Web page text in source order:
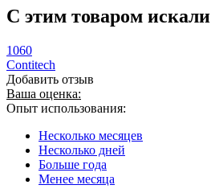
C этим товаром искали
1060
Contitech
Добавить отзыв
Ваша оценка:
Опыт использования:
Несколько месяцев
Несколько дней
Больше года
Менее месяца